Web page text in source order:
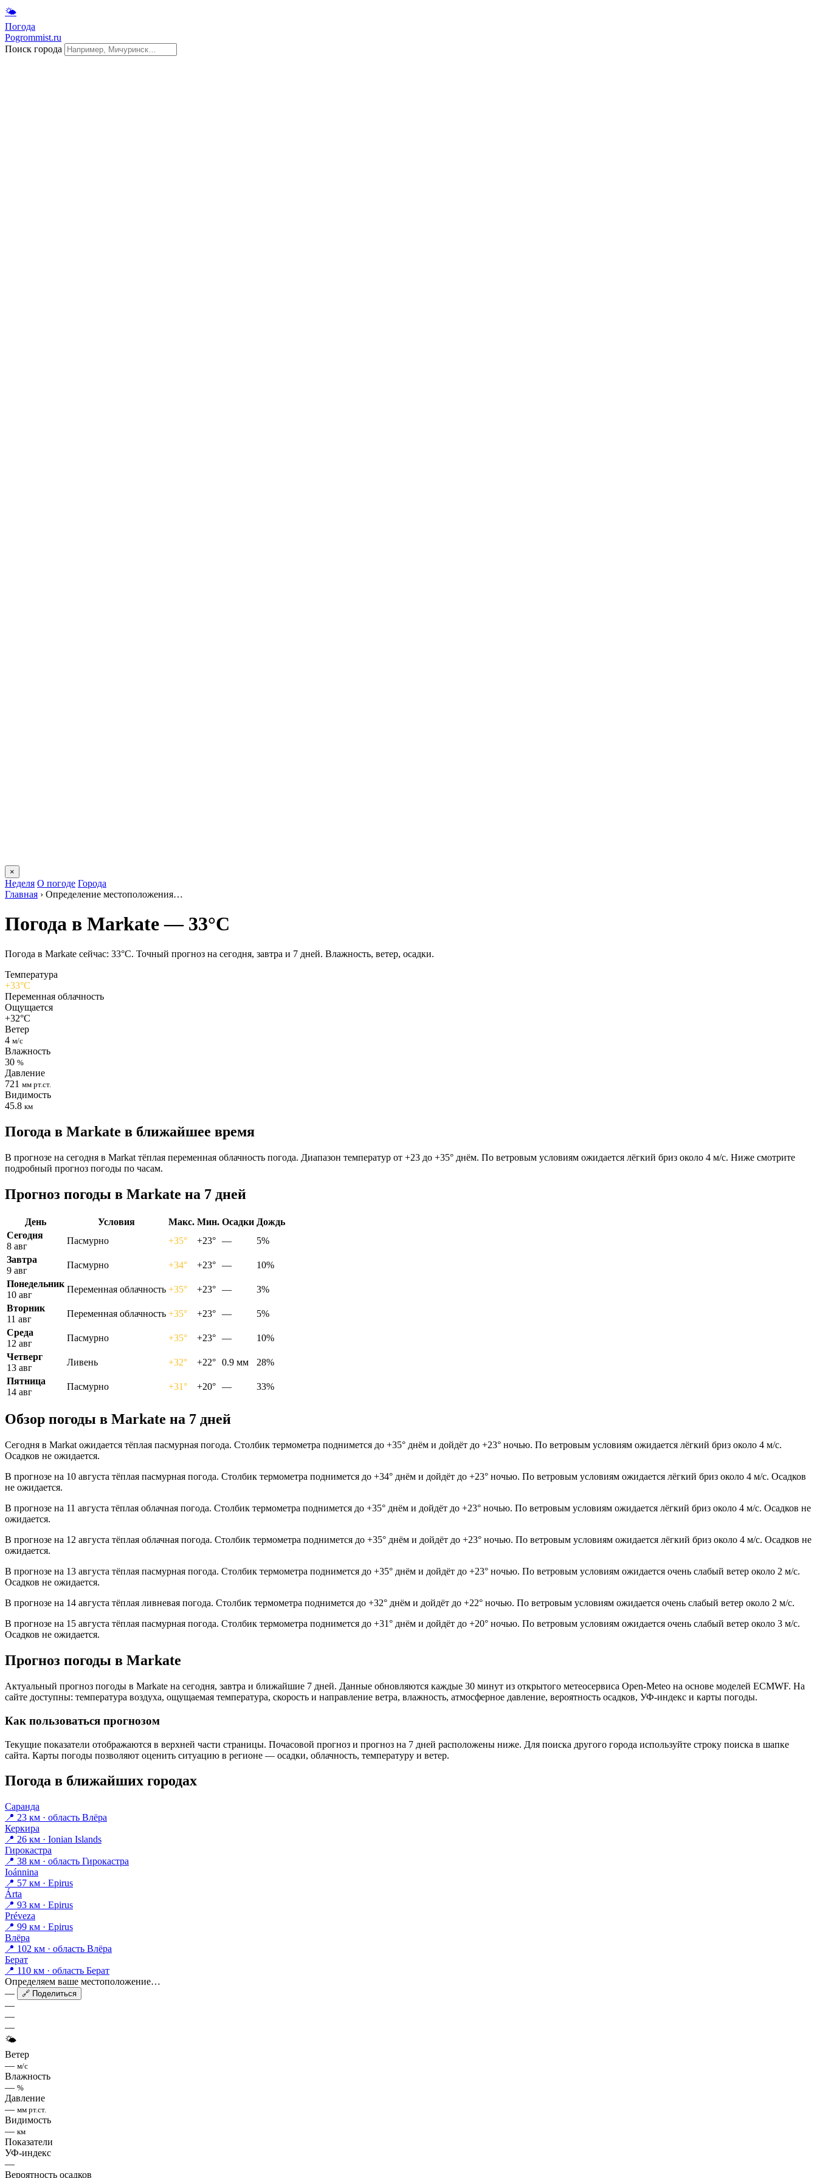
🌤
Погода
Pogrommist.ru
Поиск города
×
Неделя О погоде Города
Главная › Определение местоположения…
Погода в Markatе — 33°C
Погода в Markatе сейчас: 33°C. Точный прогноз на сегодня, завтра и 7 дней. Влажность, ветер, осадки.
Температура
+33°C
Переменная облачность
Ощущается
+32°C
Ветер
4 м/с
Влажность
30 %
Давление
721 мм рт.ст.
Видимость
45.8 км
Погода в Markatе в ближайшее время
В прогнозе на сегодня в Markat тёплая переменная облачность погода. Диапазон температур от +23 до +35° днём. По ветровым условиям ожидается лёгкий бриз около 4 м/с. Ниже смотрите
подробный прогноз погоды по часам.
Прогноз погоды в Markatе на 7 дней
День Условия Макс. Мин. Осадки Дождь
Сегодня
8 авг
Пасмурно +35° +23° —
5%
Завтра
9 авг
Пасмурно +34° +23° —
10%
Понедельник
10 авг
Переменная облачность +35° +23° —
3%
Вторник
11 авг
Переменная облачность +35° +23° —
5%
Среда
12 авг
Пасмурно +35° +23° —
10%
Четверг
13 авг
Ливень +32° +22° 0.9 мм
28%
Пятница
14 авг
Пасмурно +31° +20° — 33%
Обзор погоды в Markatе на 7 дней
Сегодня в Markat ожидается тёплая пасмурная погода. Столбик термометра поднимется до +35° днём и дойдёт до +23° ночью. По ветровым условиям ожидается лёгкий бриз около 4 м/с.
Осадков не ожидается.
В прогнозе на 10 августа тёплая пасмурная погода. Столбик термометра поднимется до +34° днём и дойдёт до +23° ночью. По ветровым условиям ожидается лёгкий бриз около 4 м/с. Осадков
не ожидается.
В прогнозе на 11 августа тёплая облачная погода. Столбик термометра поднимется до +35° днём и дойдёт до +23° ночью. По ветровым условиям ожидается лёгкий бриз около 4 м/с. Осадков не
ожидается.
В прогнозе на 12 августа тёплая облачная погода. Столбик термометра поднимется до +35° днём и дойдёт до +23° ночью. По ветровым условиям ожидается лёгкий бриз около 4 м/с. Осадков не
ожидается.
В прогнозе на 13 августа тёплая пасмурная погода. Столбик термометра поднимется до +35° днём и дойдёт до +23° ночью. По ветровым условиям ожидается очень слабый ветер около 2 м/с.
Осадков не ожидается.
В прогнозе на 14 августа тёплая ливневая погода. Столбик термометра поднимется до +32° днём и дойдёт до +22° ночью. По ветровым условиям ожидается очень слабый ветер около 2 м/с.
В прогнозе на 15 августа тёплая пасмурная погода. Столбик термометра поднимется до +31° днём и дойдёт до +20° ночью. По ветровым условиям ожидается очень слабый ветер около 3 м/с.
Осадков не ожидается.
Прогноз погоды в Markatе
Актуальный прогноз погоды в Markatе на сегодня, завтра и ближайшие 7 дней. Данные обновляются каждые 30 минут из открытого метеосервиса Open-Meteo на основе моделей ECMWF. На
сайте доступны: температура воздуха, ощущаемая температура, скорость и направление ветра, влажность, атмосферное давление, вероятность осадков, УФ-индекс и карты погоды.
Как пользоваться прогнозом
Текущие показатели отображаются в верхней части страницы. Почасовой прогноз и прогноз на 7 дней расположены ниже. Для поиска другого города используйте строку поиска в шапке
сайта. Карты погоды позволяют оценить ситуацию в регионе — осадки, облачность, температуру и ветер.
Погода в ближайших городах
Саранда
📍 23 км · область Влёра
Керкира
📍 26 км · Ionian Islands
Гирокастра
📍 38 км · область Гирокастра
Ioánnina
📍 57 км · Epirus
Árta
📍 93 км · Epirus
Préveza
📍 99 км · Epirus
Влёра
📍 102 км · область Влёра
Берат
📍 110 км · область Берат
Определяем ваше местоположение…
—
🔗 Поделиться
—
—
—
🌤
Ветер
— м/с
Влажность
— %
Давление
— мм рт.ст.
Видимость
— км
Показатели
УФ-индекс
—
Вероятность осадков